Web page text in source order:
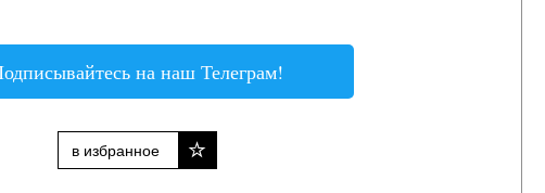
на наш Телеграм!
в избранное